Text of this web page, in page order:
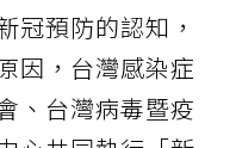
冠預防的認知，
因，台灣感染症
、台灣病毒暨疫